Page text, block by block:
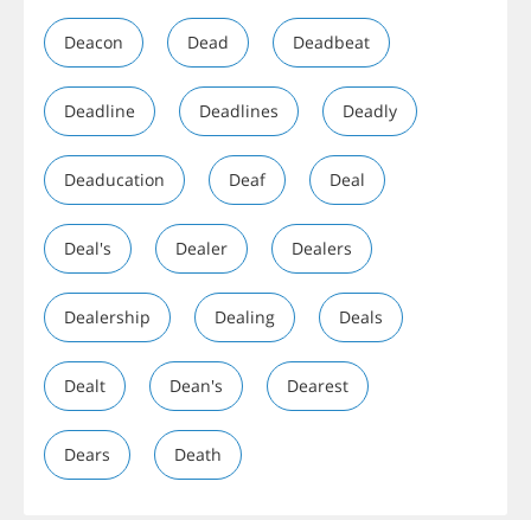
Deacon Dead Deadbeat
Deadline Deadlines Deadly
Deaducation Deaf Deal
Deal's Dealer Dealers
Dealership Dealing Deals
Dealt Dean's Dearest
Dears Death